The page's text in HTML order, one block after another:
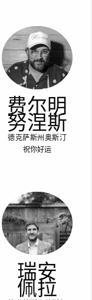
费尔明
努涅斯
德克萨斯州奥斯汀
祝你好运
瑞安
佩拉